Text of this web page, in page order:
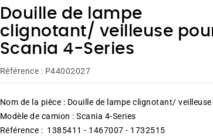
Douille de lampe
clignotant/ veilleuse
Scania 4-Series
Référence : P44002027
Nom de la pièce : Douille de lampe clignotant/ veilleuse
Modèle de camion : Scania 4-Series
Référence : 1385411 - 1467007 - 1732515